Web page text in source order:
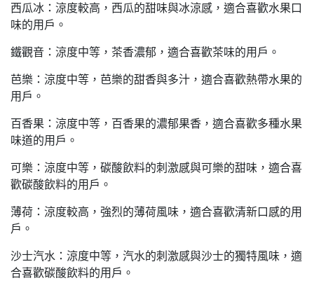
西瓜冰：涼度較高，西瓜的甜味與冰涼感，適合喜歡水果口
味的用戶。
鐵觀音：涼度中等，茶香濃郁，適合喜歡茶味的用戶。
芭樂：涼度中等，芭樂的甜香與多汁，適合喜歡熱帶水果的
用戶。
百香果：涼度中等，百香果的濃郁果香，適合喜歡多種水果
味道的用戶。
可樂：涼度中等，碳酸飲料的刺激感與可樂的甜味，適合喜
歡碳酸飲料的用戶。
薄荷：涼度較高，強烈的薄荷風味，適合喜歡清新口感的用
戶。
沙士汽水：涼度中等，汽水的刺激感與沙士的獨特風味，適
合喜歡碳酸飲料的用戶。